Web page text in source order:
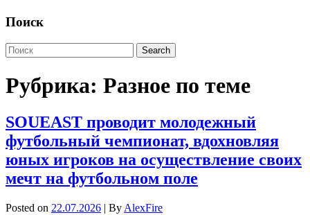
Поиск
Рубрика: Разное по теме
SOUEAST проводит молодежный
футбольный чемпионат, вдохновляя
юных игроков на осуществление своих
мечт на футбольном поле
Posted on 22.07.2026 | By AlexFire